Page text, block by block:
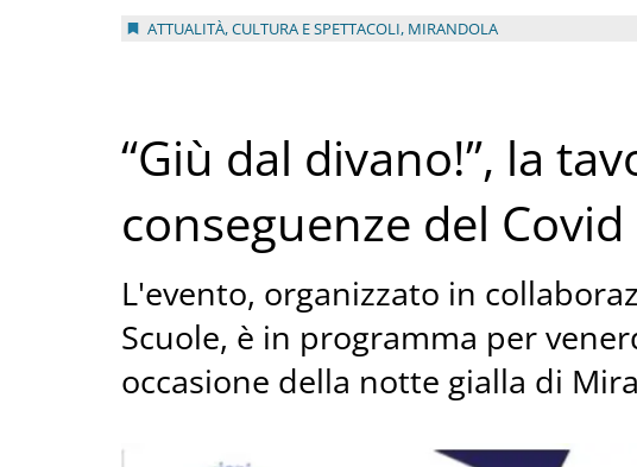
ATTUALITÀ, CULTURA E SPETTACOLI, MIRANDOLA
“Giù dal divano!”, la
conseguenze del
L'evento, organizzato in
Scuole, è in programma per
occasione della notte gialla di